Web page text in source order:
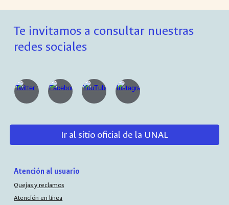
Te invitamos a consultar nuestras
redes sociales
Ir al sitio oficial de la UNAL
Atención al usuario
Quejas y reclamos
Atención en línea